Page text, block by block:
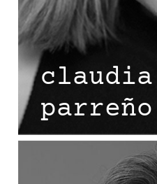
claudia
parreño